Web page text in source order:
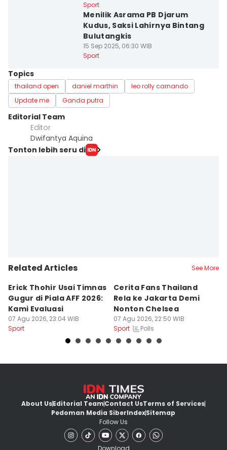
Sport
Menilik Asrama PB Djarum
Kudus, Saksi Lahirnya Bintang
Bulutangkis
15 Sep 2025, 06:30 WIB
Sport
Topics
thailand open daniel marthin
leo rolly carnando
Update me
Ganda putra
Editorial Team
Editor
Dwifantya Aquina
Tonton lebih seru di
Related Articles See More
Erick Thohir Usai Timnas
Gugur di Piala AFF 2026:
Kami Evaluasi
07 Agu 2026, 23:04 WIB
Sport
Cerita Fans Thailand
Rela ke Jakarta Demi
Nonton Chelsea
07 Agu 2026, 22:50 WIB
Sport
Polls
About UsEditorial TeamContact UsTerms of Services
Pedoman Media SiberIndexSitemap
Follow Us
Download